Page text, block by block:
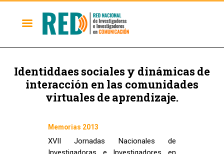
Identiddaes sociales y dinámicas de
interacción en las comunidades
virtuales de aprendizaje.
Memorias 2013
XVII Jornadas Nacionales de